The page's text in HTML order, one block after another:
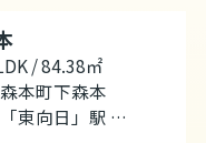
/ 84.38㎡
本町下森本
阪急京都本線「東向日」駅 徒歩9分